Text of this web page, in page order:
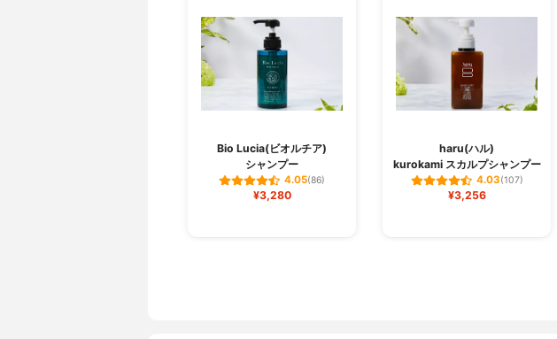
Bio Lucia(ビオルチア)
シャンプー
4.05(86)
¥3,280
haru(ハル)
kurokami スカルプシャンプー
4.03(107)
¥3,256